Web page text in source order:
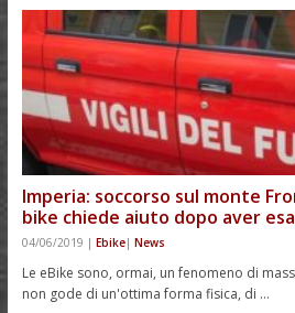
Imperia: soccorso sul monte
bike chiede aiuto dopo aver
04/06/2019 | Ebike| News
Le eBike sono, ormai, un fenomeno di
non gode di un'ottima forma fisica, di …